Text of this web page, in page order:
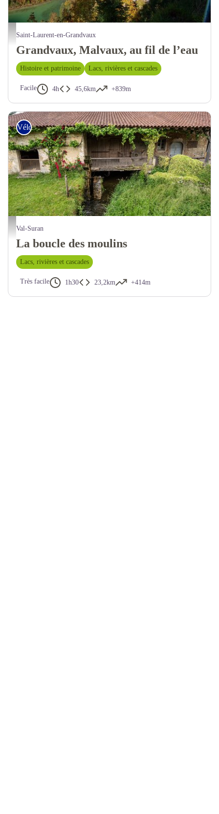
Saint-Laurent-en-Grandvaux
Grandvaux, Malvaux, au fil de l’eau
Histoire et patrimoine Lacs, rivières et cascades
Facile 4h 45,6km +839m
Vélo tout chemin – Gravel
Val-Suran
La boucle des moulins
Lacs, rivières et cascades
Très facile 1h30 23,2km +414m